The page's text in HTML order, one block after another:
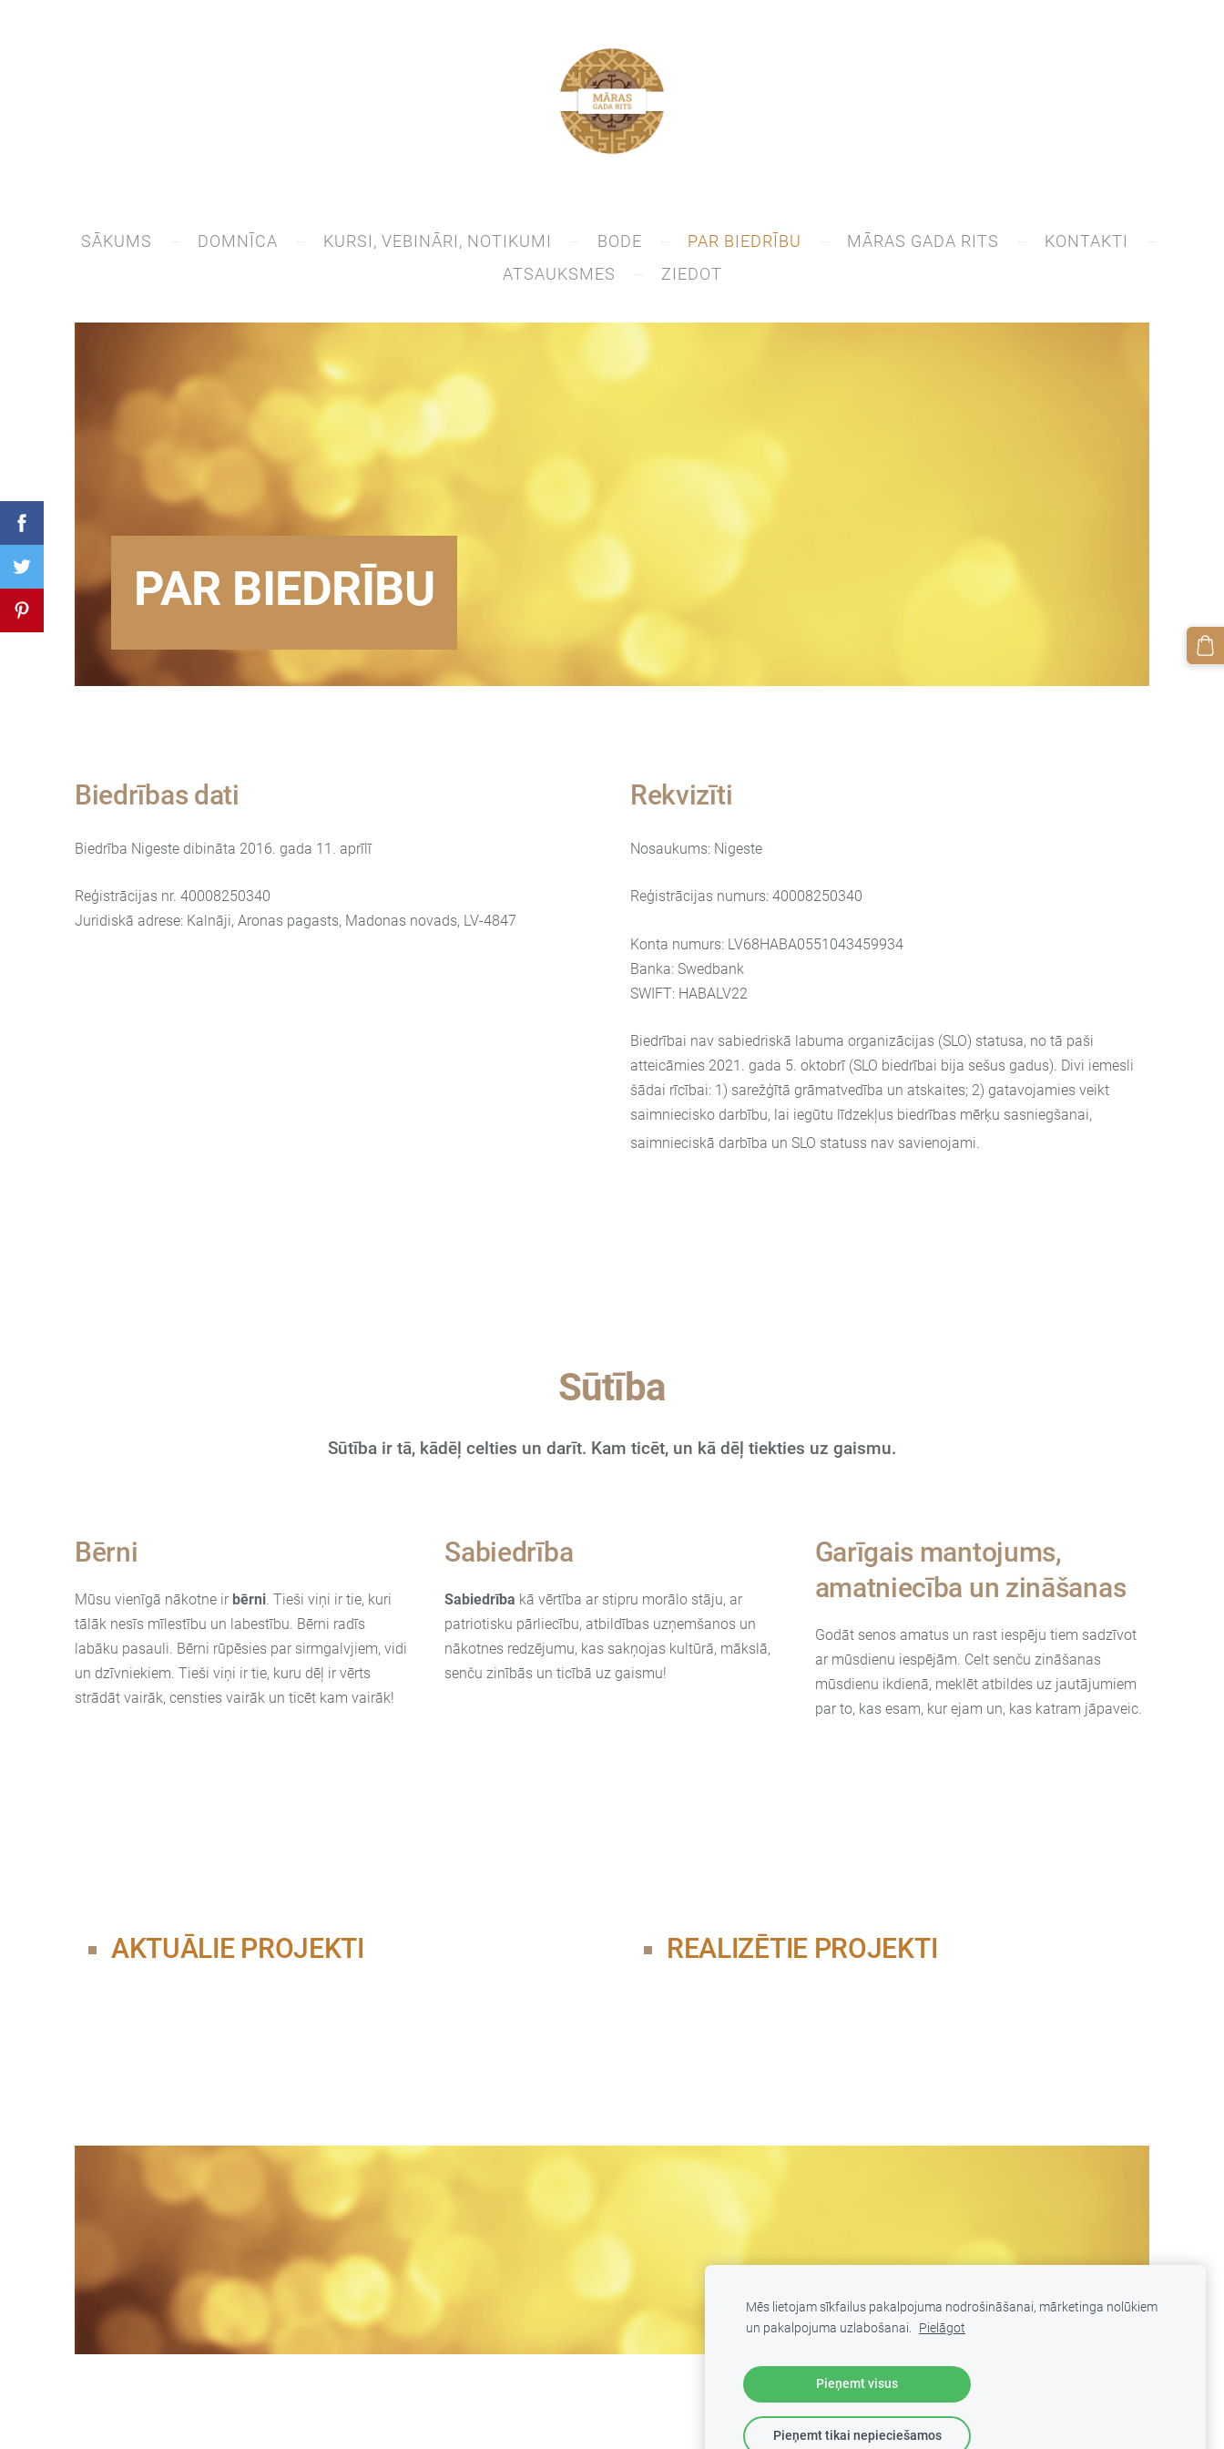
SĀKUMS DOMNĪCA KURSI, VEBINĀRI, NOTIKUMI BODE PAR BIEDRĪBU MĀRAS GADA RITS
KONTAKTI
ATSAUKSMES
ZIEDOT
PAR BIEDRĪBU
Biedrības dati
Biedrība Nigeste dibināta 2016. gada 11. aprīlī
Reģistrācijas nr. 40008250340
Juridiskā adrese: Kalnāji, Aronas pagasts, Madonas novads, LV-4847
Rekvizīti
Nosaukums: Nigeste
Reģistrācijas numurs: 40008250340
Konta numurs: LV68HABA0551043459934
Banka: Swedbank
SWIFT: HABALV22
Biedrībai nav sabiedriskā labuma organizācijas (SLO) statusa, no tā paši
atteicāmies 2021. gada 5. oktobrī (SLO biedrībai bija sešus gadus). Divi iemesli
šādai rīcībai: 1) sarežģītā grāmatvedība un atskaites; 2) gatavojamies veikt
saimniecisko darbību, lai iegūtu līdzekļus biedrības mērķu sasniegšanai,
saimnieciskā darbība un SLO statuss nav savienojami.
Sūtība
Sūtība ir tā, kādēļ celties un darīt. Kam ticēt, un kā dēļ tiekties uz gaismu.
Bērni
Mūsu vienīgā nākotne ir bērni. Tieši viņi ir tie, kuri
tālāk nesīs mīlestību un labestību. Bērni radīs
labāku pasauli. Bērni rūpēsies par sirmgalvjiem, vidi
un dzīvniekiem. Tieši viņi ir tie, kuru dēļ ir vērts
strādāt vairāk, censties vairāk un ticēt kam vairāk!
Sabiedrība
Sabiedrība kā vērtībaar stipru morālo stāju,ar
patriotisku pārliecību, atbildības uzņemšanos un
nākotnes redzējumu, kas sakņojas kultūrā, mākslā,
senču zinībās un ticībā uz gaismu!
Garīgais mantojums,
amatniecība un zināšanas
Godāt senos amatus un rast iespēju tiem sadzīvot
ar mūsdienu iespējām. Celt senču zināšanas
mūsdienu ikdienā, meklēt atbildes uz jautājumiem
par to, kas esam, kur ejam un, kas katram jāpaveic.
AKTUĀLIE PROJEKTI REALIZĒTIE PROJEKTI
Mēs lietojam sīkfailus pakalpojuma nodrošināšanai, mārketinga nolūkiem
un pakalpojuma uzlabošanai. Pielāgot
Pieņemt visus
Pieņemt tikai nepieciešamos